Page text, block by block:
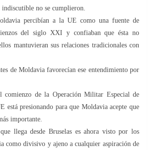
no se cumplieron.
percibían a la UE como una fuente de
del siglo XXI y confiaban que ésta no
mantuvieran sus relaciones tradicionales con
de Moldavia favorecían ese entendimiento por
comienzo de la Operación Militar Especial de
está presionando para que Moldavia acepte que
importante.
llega desde Bruselas es ahora visto por los
como divisivo y ajeno a cualquier aspiración de